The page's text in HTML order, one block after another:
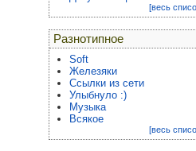
[весь
Разнотипное
Soft
Железяки
Ссылки из сети
Улыбнуло :)
Музыка
Всякое
[весь